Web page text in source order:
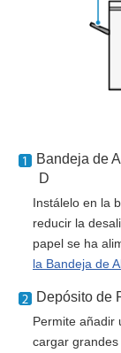
Bandeja de
D
Instálelo en la
reducir la
papel se ha
la Bandeja de
Depósito de
Permite añadir
cargar